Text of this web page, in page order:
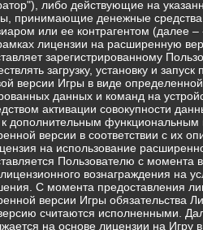
либо действующие на
принимающие денежные средства
или ее контрагентом (далее –
лицензии на расширенную
зарегистрированному
загрузку, установку и
версии Игры в виде
данных и команд на
активации совокупности
к дополнительным
версии в соответствии с их
на использование
Пользователю с момента
вознаграждения на
С момента предоставления
версии Игры обязательства
считаются исполненными.
на основе лицензии на Игру в